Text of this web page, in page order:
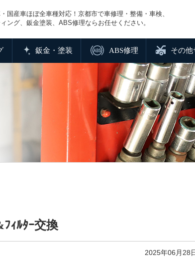
国産車ほぼ全車種対応！京都市で車修理・整備・車検、
ング、鈑金塗装、ABS修理ならお任せください。
鈑金・塗装 ABS修理 その他
ﾌｨﾙﾀｰ交換
2025年06月28